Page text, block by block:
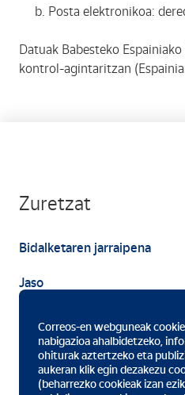
b. Posta elektronikoa:
Datuak Babesteko
kontrol-agintaritzan
Zuretzat
Bidalketaren jarraipena
Jaso
Correos-en webguneak
nabigazioa ahalbidetzeko,
ohiturak aztertzeko eta
aukeran klik egin dezakezu
(beharrezko cookieak izan